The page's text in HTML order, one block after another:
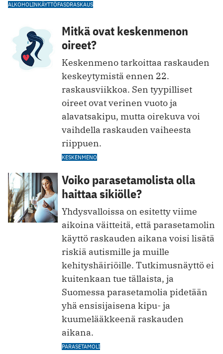
ALKOHOLINKÄYTTÖFASDRASKAUS
Mitkä ovat keskenmenon
oireet?
Keskenmeno tarkoittaa raskauden
keskeytymistä ennen 22.
raskausviikkoa. Sen tyypilliset
oireet ovat verinen vuoto ja
alavatsakipu, mutta oirekuva voi
vaihdella raskauden vaiheesta
riippuen.
KESKENMENO
Voiko parasetamolista olla
haittaa sikiölle?
Yhdysvalloissa on esitetty viime
aikoina väitteitä, että parasetamolin
käyttö raskauden aikana voisi lisätä
riskiä autismille ja muille
kehityshäiriöille. Tutkimusnäyttö ei
kuitenkaan tue tällaista, ja
Suomessa parasetamolia pidetään
yhä ensisijaisena kipu- ja
kuumelääkkeenä raskauden
aikana.
PARASETAMOLI